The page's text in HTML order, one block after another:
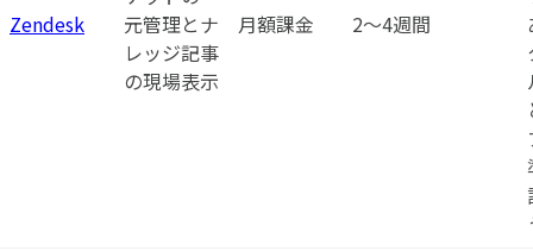
Zendesk
元管理とナ
レッジ記事
の現場表示
月額課金 2〜4週間